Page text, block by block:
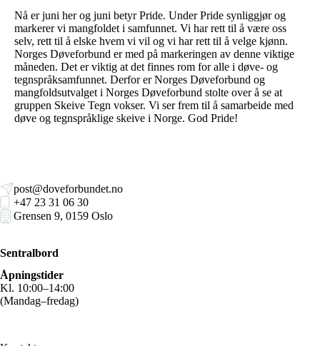
Nå er juni her og juni betyr Pride. Under Pride synliggjør og
markerer vi mangfoldet i samfunnet. Vi har rett til å være oss
selv, rett til å elske hvem vi vil og vi har rett til å velge kjønn.
Norges Døveforbund er med på markeringen av denne viktige
måneden. Det er viktig at det finnes rom for alle i døve- og
tegnspråksamfunnet. Derfor er Norges Døveforbund og
mangfoldsutvalget i Norges Døveforbund stolte over å se at
gruppen Skeive Tegn vokser. Vi ser frem til å samarbeide med
døve og tegnspråklige skeive i Norge. God Pride!
post@doveforbundet.no
+47 23 31 06 30
Grensen 9, 0159 Oslo
Sentralbord
Åpningstider
Kl. 10:00–14:00
(Mandag–fredag)